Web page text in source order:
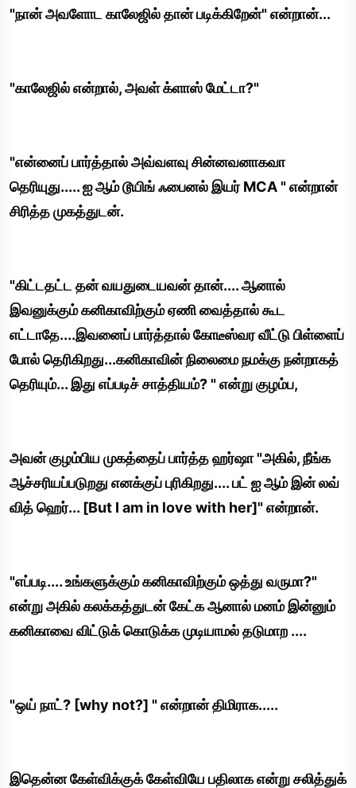
"நான் அவளோட காலேஜில் தான் படிக்கிறேன்" என்றான்...
"காலேஜில் என்றால், அவள் க்ளாஸ் மேட்டா?"
"என்னைப் பார்த்தால் அவ்வளவு சின்னவனாகவா
தெரியுது..... ஐ ஆம் டூயிங் ஃபைனல் இயர் MCA " என்றான்
சிரித்த முகத்துடன்.
"கிட்டதட்ட தன் வயதுடையவன் தான்.... ஆனால்
இவனுக்கும் கனிகாவிற்கும் ஏணி வைத்தால் கூட
எட்டாதே....இவனைப் பார்த்தால் கோடீஸ்வர வீட்டு பிள்ளைப்
போல் தெரிகிறது...கனிகாவின் நிலைமை நமக்கு நன்றாகத்
தெரியும்... இது எப்படிச் சாத்தியம்? " என்று குழம்ப,
அவன் குழம்பிய முகத்தைப் பார்த்த ஹர்ஷா "அகில், நீங்க
ஆச்சரியப்படுறது எனக்குப் புரிகிறது.... பட் ஐ ஆம் இன் லவ்
வித் ஹெர்... [But I am in love with her]" என்றான்.
"எப்படி.... உங்களுக்கும் கனிகாவிற்கும் ஒத்து வருமா?"
என்று அகில் கலக்கத்துடன் கேட்க ஆனால் மனம் இன்னும்
கனிகாவை விட்டுக் கொடுக்க முடியாமல் தடுமாற ....
"ஒய் நாட்? [why not?] " என்றான் திமிராக.....
இதென்ன கேள்விக்குக் கேள்வியே பதிலாக என்று சலித்துக்